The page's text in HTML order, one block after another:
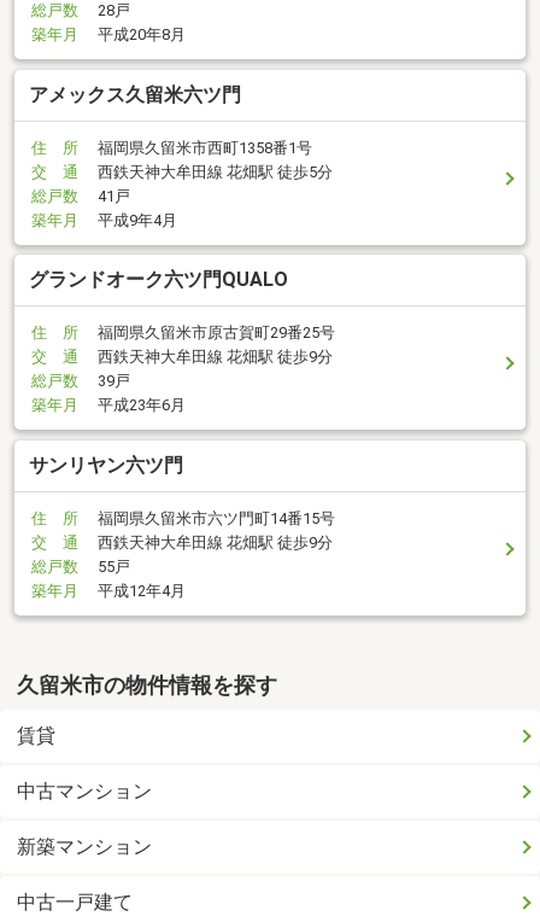
総戸数
28戸
築年月
平成20年8月
アメックス久留米六ツ門
住 所
福岡県久留米市西町1358番1号
交 通
西鉄天神大牟田線 花畑駅 徒歩5分
総戸数
41戸
築年月
平成9年4月
グランドオーク六ツ門QUALO
住 所
福岡県久留米市原古賀町29番25号
交 通
西鉄天神大牟田線 花畑駅 徒歩9分
総戸数
39戸
築年月
平成23年6月
サンリヤン六ツ門
住 所
福岡県久留米市六ツ門町14番15号
交 通
西鉄天神大牟田線 花畑駅 徒歩9分
総戸数
55戸
築年月
平成12年4月
久留米市の物件情報を探す
賃貸
中古マンション
新築マンション
中古一戸建て